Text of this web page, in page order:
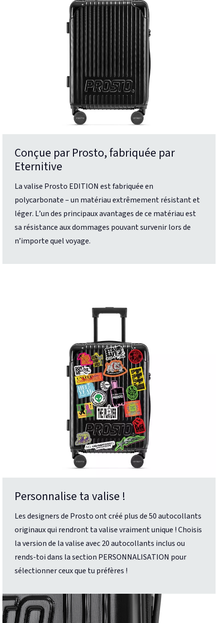
Conçue par Prosto, fabriquée par
Eternitive
La valise Prosto EDITION est fabriquée en
polycarbonate – un matériau extrêmement résistant et
léger. L’un des principaux avantages de ce matériau est
sa résistance aux dommages pouvant survenir lors de
n’importe quel voyage.
Personnalise ta valise !
Les designers de Prosto ont créé plus de 50 autocollants
originaux qui rendront ta valise vraiment unique ! Choisis
la version de la valise avec 20 autocollants inclus ou
rends-toi dans la section PERSONNALISATION pour
sélectionner ceux que tu préfères !